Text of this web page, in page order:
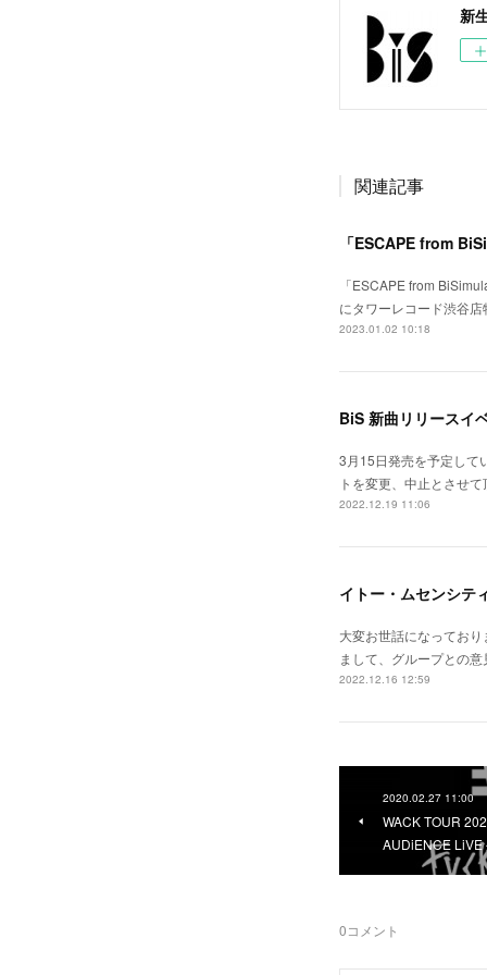
新
関連記事
「ESCAPE from
「ESCAPE from
にタワーレコード渋谷
2023.01.02 10:18
BiS 新曲リリースイ
3月15日発売を予定して
トを変更、中止とさせ
2022.12.19 11:06
イトー・ムセンシテ
大変お世話になってお
まして、グループとの
2022.12.16 12:59
2020.02.27 11:00
WACK TOUR
AUDiENCE LiVE
0コメント